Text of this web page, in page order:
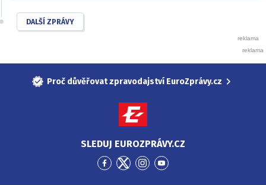
DALŠÍ ZPRÁVY
Proč důvěřovat zpravodajství EuroZprávy.cz
SLEDUJ EUROZPRÁVY.CZ
PřejítPřejítPřejítPřejít